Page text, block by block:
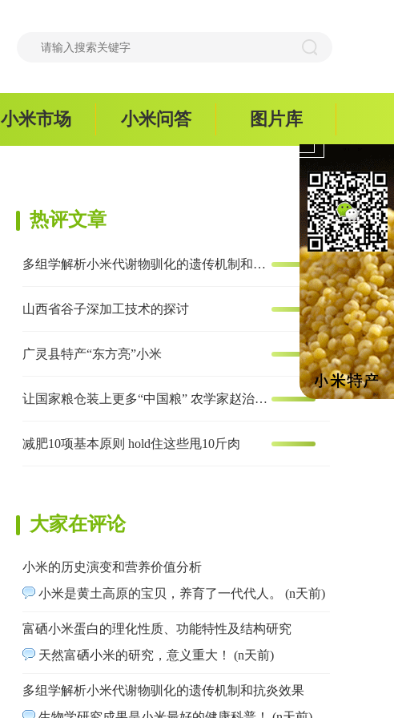
小米市场 小米问答 图片库
热评文章
多组学解析小米代谢物驯化的遗传机制和抗炎效果
山西省谷子深加工技术的探讨
广灵县特产“东方亮”小米
让国家粮仓装上更多“中国粮” 农学家赵治海的谷子梦
减肥10项基本原则 hold住这些甩10斤肉
大家在评论
小米的历史演变和营养价值分析
小米是黄土高原的宝贝，养育了一代代人。 (n天前)
富硒小米蛋白的理化性质、功能特性及结构研究
天然富硒小米的研究，意义重大！ (n天前)
多组学解析小米代谢物驯化的遗传机制和抗炎效果